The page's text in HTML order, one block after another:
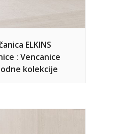
ELKINS
: Vencanice
kolekcije